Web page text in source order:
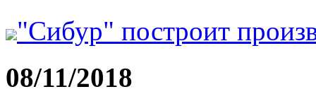
"Сибур" построит
08/11/2018